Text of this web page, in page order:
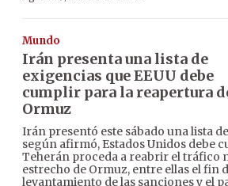
Mundo
Irán presenta una lista de
exigencias que EEUU debe
cumplir para la reapertura
Ormuz
Irán presentó este sábado una lista
según afirmó, Estados Unidos debe
Teherán proceda a reabrir el tráfico
estrecho de Ormuz, entre ellas el fin
levantamiento de las sanciones y el